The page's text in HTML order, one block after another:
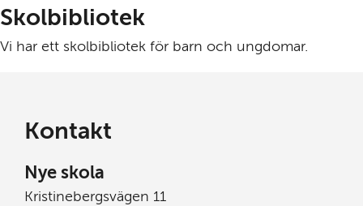
Skolbibliotek
Vi har ett skolbibliotek för barn och ungdomar.
Kontakt
Nye skola
Kristinebergsvägen 11